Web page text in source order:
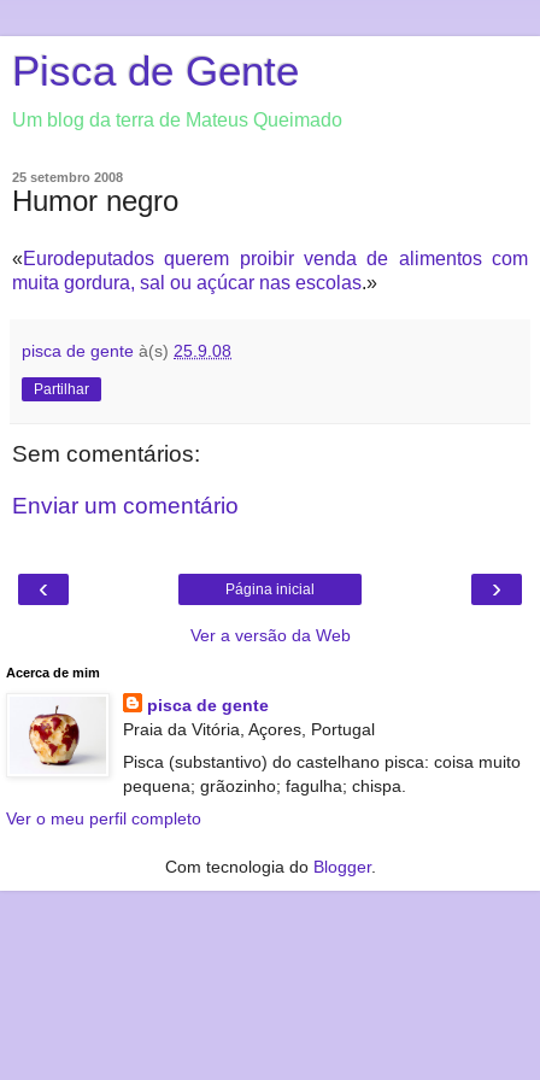
Pisca de Gente
Um blog da terra de Mateus Queimado
25 setembro 2008
Humor negro
«Eurodeputados querem proibir venda de alimentos com
muita gordura, sal ou açúcar nas escolas.»
pisca de gente à(s) 25.9.08
Partilhar
Sem comentários:
Enviar um comentário
‹ ›
Página inicial
Ver a versão da Web
Acerca de mim
pisca de gente
Praia da Vitória, Açores, Portugal
Pisca (substantivo) do castelhano pisca: coisa muito
pequena; grãozinho; fagulha; chispa.
Ver o meu perfil completo
Com tecnologia do Blogger.